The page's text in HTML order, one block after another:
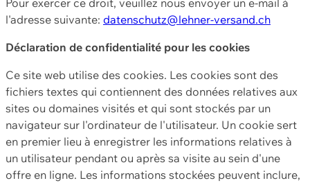
l'adresse suivante: datenschutz@lehner-versand.ch
Déclaration de confidentialité pour les cookies
Ce site web utilise des cookies. Les cookies sont des
fichiers textes qui contiennent des données relatives aux
sites ou domaines visités et qui sont stockés par un
navigateur sur l'ordinateur de l'utilisateur. Un cookie sert
en premier lieu à enregistrer les informations relatives à
un utilisateur pendant ou après sa visite au sein d'une
offre en ligne. Les informations stockées peuvent inclure,